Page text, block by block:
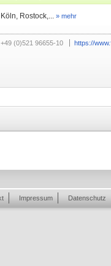
Rostock,... » mehr
+49 (0)521 96655-10 https://
Impressum Datenschutz